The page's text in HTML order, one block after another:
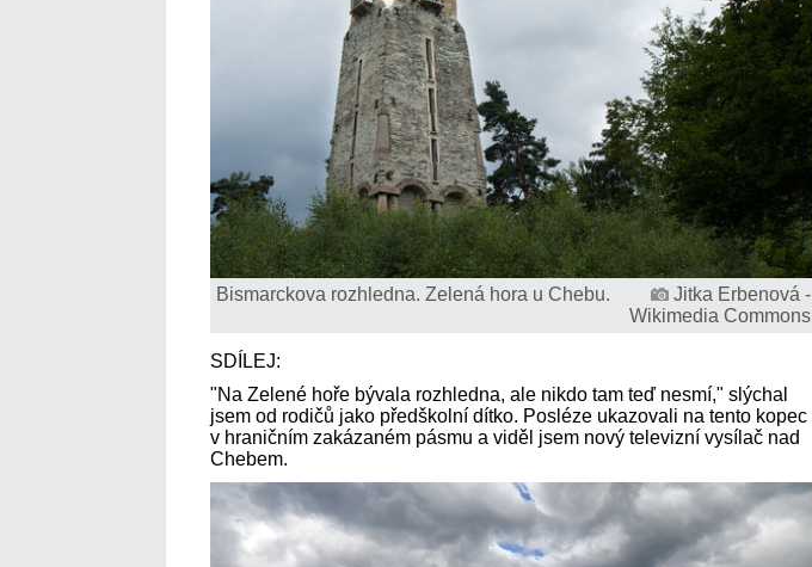
Bismarckova rozhledna. Zelená hora u Chebu.
Jitka Erbenová -
Wikimedia Commons
SDÍLEJ:
"Na Zelené hoře bývala rozhledna, ale nikdo tam teď nesmí," slýchal
jsem od rodičů jako předškolní dítko. Posléze ukazovali na tento kopec
v hraničním zakázaném pásmu a viděl jsem nový televizní vysílač nad
Chebem.